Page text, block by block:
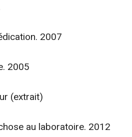
2007
2005
(extrait)
au laboratoire. 2012